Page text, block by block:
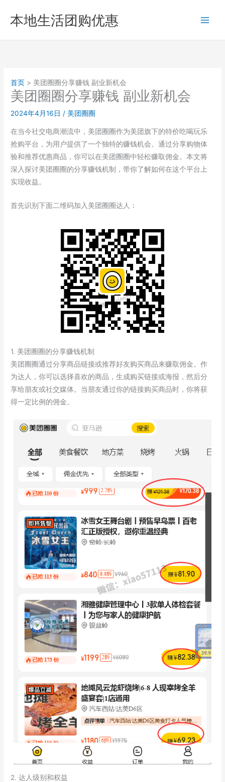
本地生活团购优惠
首页 美团圈圈分享赚钱 副业新机会
美团圈圈分享赚钱 副业新机会
2024年4月16日/ 美团圈圈
在当今社交电商潮流中，美团圈圈作为美团旗下的特价吃喝玩乐
抢购平台，为用户提供了一个独特的赚钱机会。通过分享购物体
验和推荐优惠商品，你可以在美团圈圈中轻松赚取佣金。本文将
深入探讨美团圈圈的分享赚钱机制，带你了解如何在这个平台上
实现收益。
首先识别下面二维码加入美团圈圈达人：
1. 美团圈圈的分享赚钱机制
美团圈圈通过分享商品链接或推荐好友购买商品来赚取佣金。作
为达人，你可以选择喜欢的商品，生成购买链接或海报，然后分
享给朋友或社交媒体。当朋友通过你的链接购买商品时，你将获
得一定比例的佣金。
2. 达人级别和权益